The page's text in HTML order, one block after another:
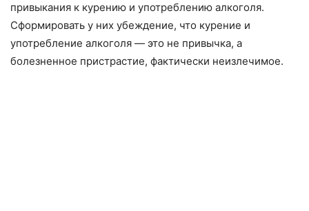
привыкания к ку­рению и употреблению алкоголя.
Сформировать у них убежде­ние, что курение и
употребление алкоголя — это не привычка, а
болезненное пристрастие, фактически неизлечимое.